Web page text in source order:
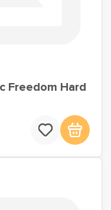
Freedom Hard